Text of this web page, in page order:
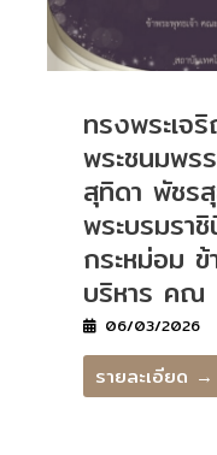
ทรงพระเจ
พระชนมพร
สุทิดา พัชร
พระบรมรา
กระหม่อม
บริหาร คณ
06/03/2026
รายละเอียด →